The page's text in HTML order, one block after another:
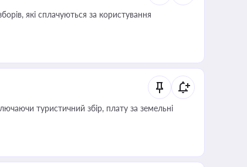
які сплачуються за користування
туристичний збір, плату за земельні